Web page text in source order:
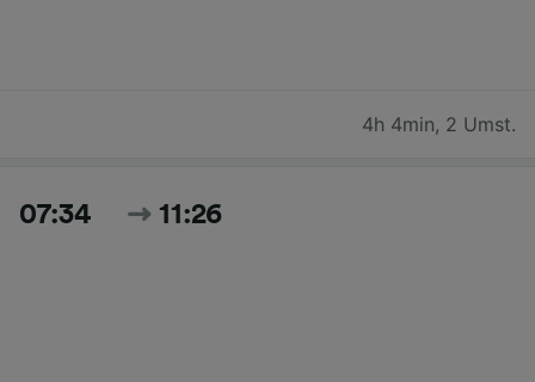
4h 4min, 2 Umst.
07:34 11:26